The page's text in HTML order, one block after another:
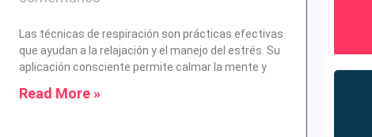
Las técnicas de respiración son prácticas efectivas
que ayudan a la relajación y el manejo del estrés. Su
aplicación consciente permite calmar la mente y
Read More »